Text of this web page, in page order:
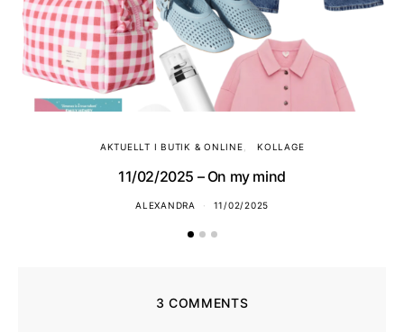
AKTUELLT I BUTIK & ONLINE KOLLAGE
11/02/2025 – On my mind
ALEXANDRA 11/02/2025
3 COMMENTS